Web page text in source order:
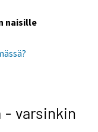
naisille
- varsinkin